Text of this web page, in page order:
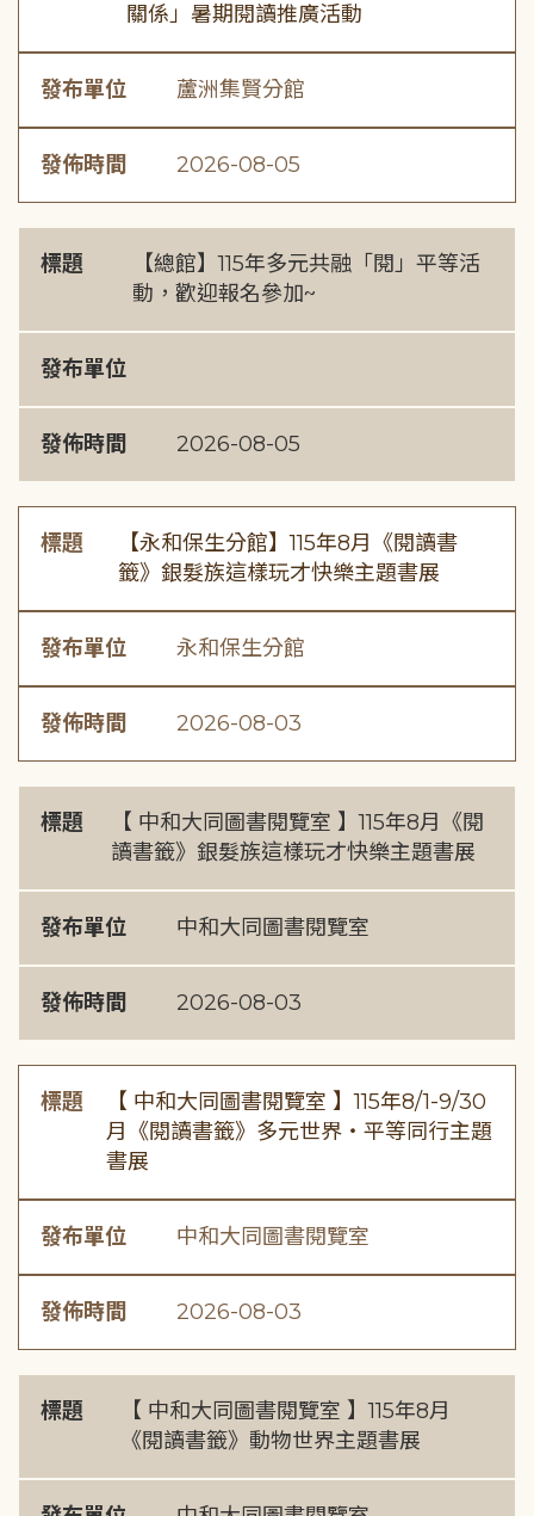
關係」暑期閱讀推廣活動
發布單位 蘆洲集賢分館
發佈時間 2026-08-05
標題
【總館】115年多元共融「閱」平等活
動，歡迎報名參加~
發布單位
發佈時間 2026-08-05
標題
【永和保生分館】115年8月《閱讀書
籤》銀髮族這樣玩才快樂主題書展
發布單位 永和保生分館
發佈時間 2026-08-03
標題
【 中和大同圖書閱覽室 】115年8月《閱
讀書籤》銀髮族這樣玩才快樂主題書展
發布單位 中和大同圖書閱覽室
發佈時間 2026-08-03
標題
【 中和大同圖書閱覽室 】115年8/1-9/30
月《閱讀書籤》多元世界・平等同行主題
書展
發布單位 中和大同圖書閱覽室
發佈時間 2026-08-03
標題
【 中和大同圖書閱覽室 】115年8月
《閱讀書籤》動物世界主題書展